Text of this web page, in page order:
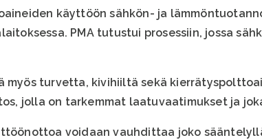
käyttöön sähkön- ja
PMA tutustui prosessiin, jossa
myös turvetta, kivihiiltä sekä
jolla on tarkemmat laatuvaatimukset ja
voidaan vauhdittaa joko